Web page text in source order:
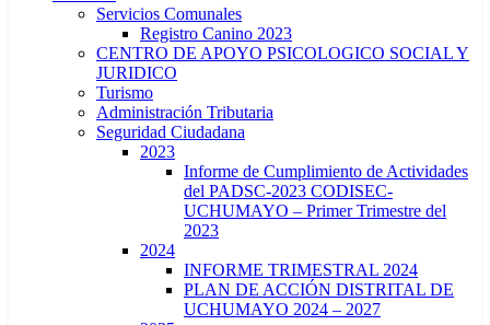
Servicios Comunales
Registro Canino 2023
CENTRO DE APOYO PSICOLOGICO SOCIAL Y
JURIDICO
Turismo
Administración Tributaria
Seguridad Ciudadana
2023
Informe de Cumplimiento de Actividades
del PADSC-2023 CODISEC-
UCHUMAYO – Primer Trimestre del
2023
2024
INFORME TRIMESTRAL 2024
PLAN DE ACCIÓN DISTRITAL DE
UCHUMAYO 2024 – 2027